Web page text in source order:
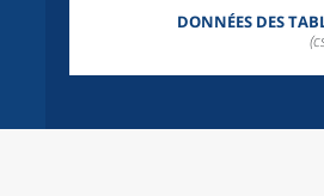
DONNÉES DES